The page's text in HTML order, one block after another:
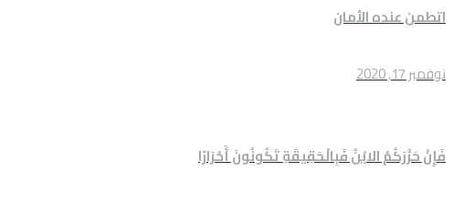
اتطمن عنده الأمان
نوفمبر 17, 2020
فَإِنْ حَرَّرَكُمْ الابْنُ فَبِالْحَقِيقَةِ تَكُونُونَ أَحْرَارًا